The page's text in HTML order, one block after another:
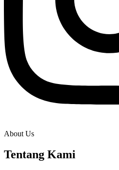
About Us
Tentang Kami